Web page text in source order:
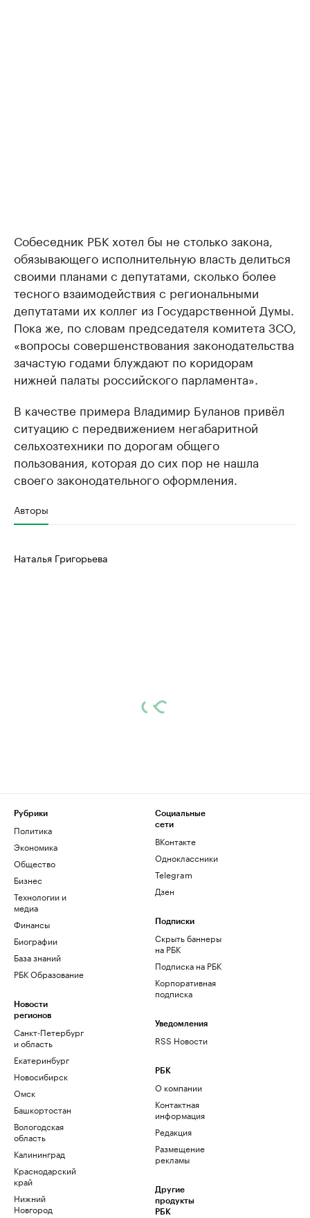
Собеседник РБК хотел бы не столько закона,
обязывающего исполнительную власть делиться
своими планами с депутатами, сколько более
тесного взаимодействия с региональными
депутатами их коллег из Государственной Думы.
Пока же, по словам председателя комитета ЗСО,
«вопросы совершенствования законодательства
зачастую годами блуждают по коридорам
нижней палаты российского парламента».
В качестве примера Владимир Буланов привёл
ситуацию с передвижением негабаритной
сельхозтехники по дорогам общего
пользования, которая до сих пор не нашла
своего законодательного оформления.
Авторы
Наталья Григорьева
Рубрики
Политика
Экономика
Общество
Бизнес
Технологии и
медиа
Финансы
Биографии
База знаний
РБК Образование
Новости
регионов
Санкт-Петербург
и область
Екатеринбург
Новосибирск
Омск
Башкортостан
Вологодская
область
Калининград
Краснодарский
край
Нижний
Новгород
Социальные
сети
ВКонтакте
Одноклассники
Telegram
Дзен
Подписки
Скрыть баннеры
на РБК
Подписка на РБК
Корпоративная
подписка
Уведомления
RSS Новости
РБК
О компании
Контактная
информация
Редакция
Размещение
рекламы
Другие
продукты
РБК